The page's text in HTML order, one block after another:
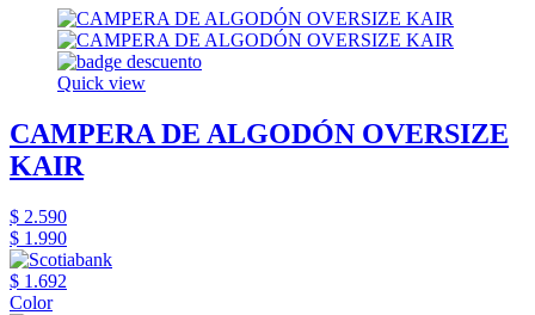
Quick view
CAMPERA DE ALGODÓN OVERSIZE
KAIR
$ 2.590
$ 1.990
$ 1.692
Color